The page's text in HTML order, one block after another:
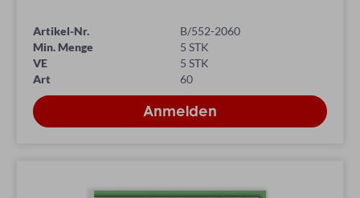
Artikel-Nr.
B/552-2060
Min. Menge
5 STK
VE
5 STK
Art
60